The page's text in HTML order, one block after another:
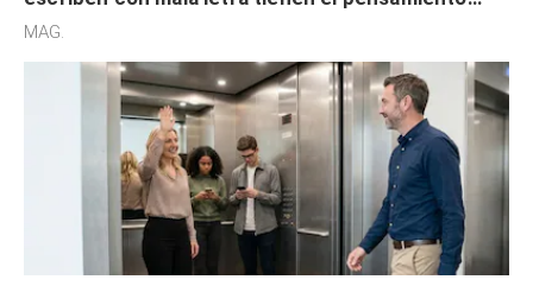
acelerado y no lo hacen por desinterés
MAG.